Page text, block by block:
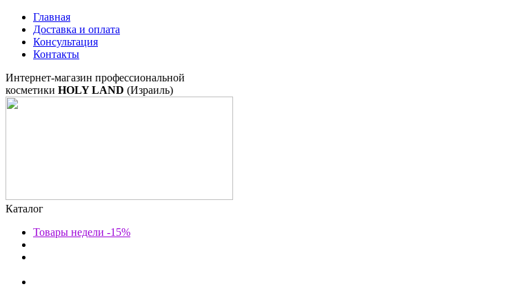
Главная
Доставка и оплата
Консультация
Контакты
Интернет-магазин профессиональной
косметики HOLY LAND (Израиль)
Каталог
Товары недели -15%